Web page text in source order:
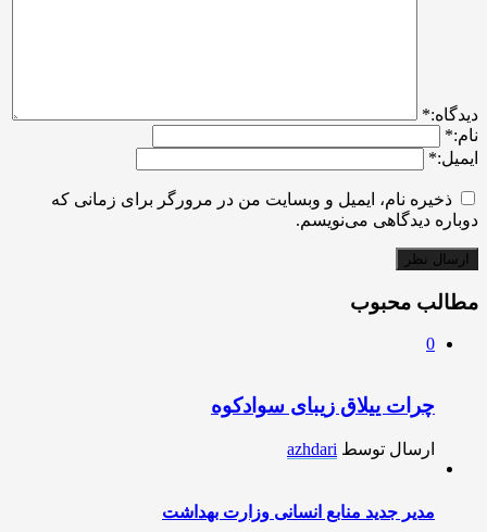
ديدگاه:*
نام:*
ایمیل:*
ذخیره نام، ایمیل و وبسایت من در مرورگر برای زمانی که
دوباره دیدگاهی می‌نویسم.
مطالب محبوب
0
چرات ییلاق زیبای سوادکوه
ارسال توسط azhdari
مدیر جدید منابع انسانی وزارت بهداشت